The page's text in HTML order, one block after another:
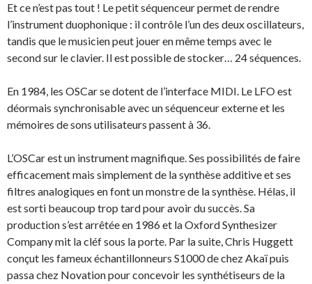
Et ce n’est pas tout ! Le petit séquenceur permet de rendre
l’instrument duophonique : il contrôle l’un des deux oscillateurs,
tandis que le musicien peut jouer en même temps avec le
second sur le clavier. Il est possible de stocker… 24 séquences.
En 1984, les OSCar se dotent de l’interface MIDI. Le LFO est
déormais synchronisable avec un séquenceur externe et les
mémoires de sons utilisateurs passent à 36.
L’OSCar est un instrument magnifique. Ses possibilités de faire
efficacement mais simplement de la synthèse additive et ses
filtres analogiques en font un monstre de la synthèse. Hélas, il
est sorti beaucoup trop tard pour avoir du succès. Sa
production s’est arrêtée en 1986 et la Oxford Synthesizer
Company mit la cléf sous la porte. Par la suite, Chris Huggett
conçut les fameux échantillonneurs S1000 de chez Akaï puis
passa chez Novation pour concevoir les synthétiseurs de la